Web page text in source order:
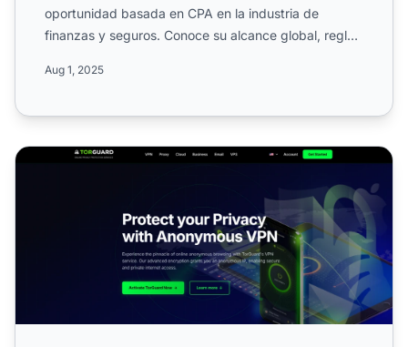
oportunidad basada en CPA en la industria de
finanzas y seguros. Conoce su alcance global, reglas
Aug 1, 2025
Programa de Afiliados de TorGuard